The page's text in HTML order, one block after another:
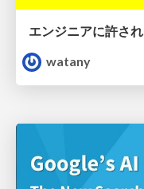
エンジニアに許さ
watany